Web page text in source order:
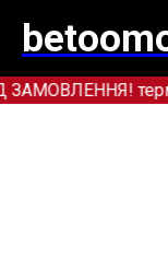
термін